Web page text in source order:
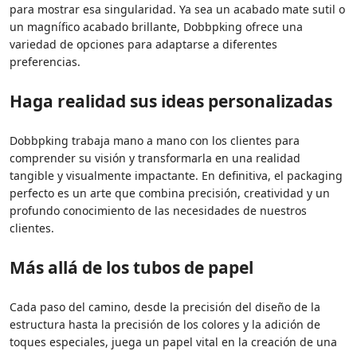
para mostrar esa singularidad. Ya sea un acabado mate sutil o
un magnífico acabado brillante, Dobbpking ofrece una
variedad de opciones para adaptarse a diferentes
preferencias.
Haga realidad sus ideas personalizadas
Dobbpking trabaja mano a mano con los clientes para
comprender su visión y transformarla en una realidad
tangible y visualmente impactante. En definitiva, el packaging
perfecto es un arte que combina precisión, creatividad y un
profundo conocimiento de las necesidades de nuestros
clientes.
Más allá de los tubos de papel
Cada paso del camino, desde la precisión del diseño de la
estructura hasta la precisión de los colores y la adición de
toques especiales, juega un papel vital en la creación de una